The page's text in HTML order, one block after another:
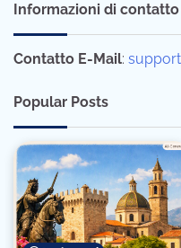
Informazioni di contatto
Contatto E-Mail:
Popular Posts